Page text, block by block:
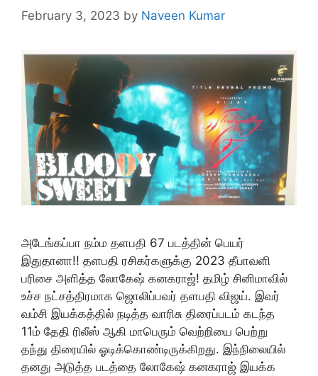
February 3, 2023 by Naveen Kumar
அடேங்கப்பா நம்ம தளபதி 67 படத்தின் பெயர்
இதுதானா!! தளபதி ரசிகர்களுக்கு 2023 தீபாவளி
பரிசை அளித்த லோகேஷ் கனகராஜ்! தமிழ் சினிமாவில்
உச்ச நட்சத்திரமாக ஜொலிப்பவர் தளபதி விஜய். இவர்
வம்சி இயக்கத்தில் நடித்த வாரிசு திரைப்படம் கடந்த
11ம் தேதி ரிலீஸ் ஆகி மாபெரும் வெற்றியை பெற்று
தந்து திரையில் ஓடிக்கொண்டிருக்கிறது. இந்நிலையில்
தனது அடுத்த படத்தை லோகேஷ் கனகராஜ் இயக்க